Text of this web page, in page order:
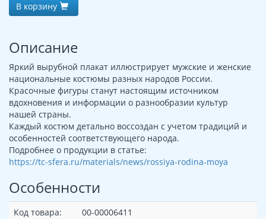
В корзину
Описание
Яркий вырубной плакат иллюстрирует мужские и женские
национальные костюмы разных народов России.
Красочные фигуры станут настоящим источником
вдохновения и информации о разнообразии культур
нашей страны.
Каждый костюм детально воссоздан с учетом традиций и
особенностей соответствующего народа.
Подробнее о продукции в статье:
https://tc-sfera.ru/materials/news/rossiya-rodina-moya
Особенности
Код товара:
00-00006411